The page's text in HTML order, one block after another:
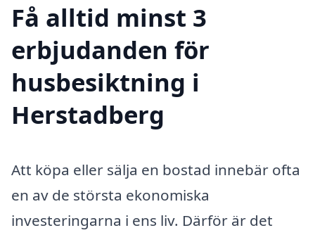
Få alltid minst 3
erbjudanden för
husbesiktning i
Herstadberg
Att köpa eller sälja en bostad innebär ofta
en av de största ekonomiska
investeringarna i ens liv. Därför är det